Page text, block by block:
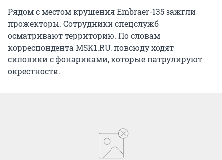
Рядом с местом крушения Embraer-135 зажгли
прожекторы. Сотрудники спецслужб
осматривают территорию. По словам
корреспондента MSK1.RU, повсюду ходят
силовики с фонариками, которые патрулируют
окрестности.